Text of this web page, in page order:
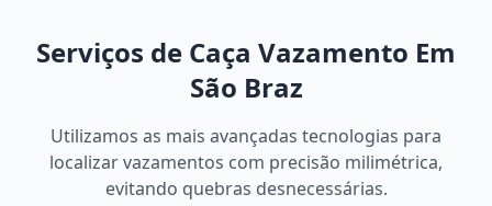
Serviços de Caça Vazamento Em
São Braz
Utilizamos as mais avançadas tecnologias para
localizar vazamentos com precisão milimétrica,
evitando quebras desnecessárias.